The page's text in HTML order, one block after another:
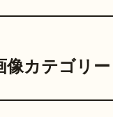
像カテゴリー